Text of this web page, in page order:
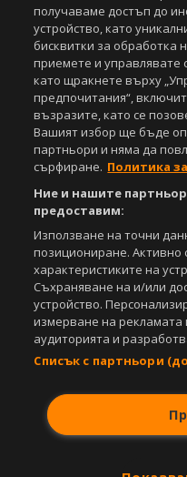
Copyright © 2007-2026 Агенция
За нас Екип За рекламa
Етични правила на НСС
Управление на предпочитания
Съдържанието на този уеб сайт
под закрила на Закона за
Всички статии, репортажи,
видео материали, публикувани
Спортал, освен ако изрично е
публикуване на текстови
www.sportal.bg. Използването
публикувани в сайта, е строго
санкционирани с цялата
БЕЗПЛАТНОТО
получаваме достъп до
устройство, като
бисквитки за обработка
приемете и управлявате
като щракнете върху
предпочитания“,
възразите, като се
Вашият избор ще бъде
партньори и няма да
сърфиране. Политика
Ние и нашите
предоставим:
Използване на точни
позициониране. Активно
характеристиките на
Съхраняване на и/или
устройство.
измерване на
аудиторията и
Списък с партньори